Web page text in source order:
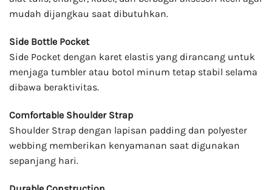
mudah dijangkau saat dibutuhkan.
Side Bottle Pocket
Side Pocket dengan karet elastis yang dirancang untuk
menjaga tumbler atau botol minum tetap stabil selama
dibawa beraktivitas.
Comfortable Shoulder Strap
Shoulder Strap dengan lapisan padding dan polyester
webbing memberikan kenyamanan saat digunakan
sepanjang hari.